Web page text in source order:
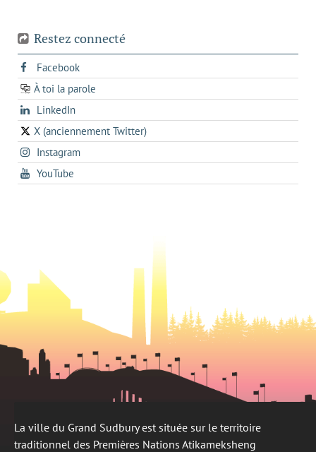
Restez connecté
Facebooks'ouvre
dans
un
onglet
À toi la parole
opens
in
a
new
tab
LinkedInopens
in
a
new
X (anciennement Twitter)
s'ouvre
dans
un
nouvel
Instagrams'ouvre
dans
un
YouTube
dans
La ville du Grand Sudbury est située sur le territoire
traditionnel des Premières Nations Atikameksheng